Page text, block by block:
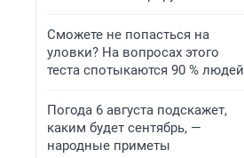
Сможете не попасться на
уловки? На вопросах этого
теста спотыкаются 90 % людей
Погода 6 августа подскажет,
каким будет сентябрь, —
народные приметы